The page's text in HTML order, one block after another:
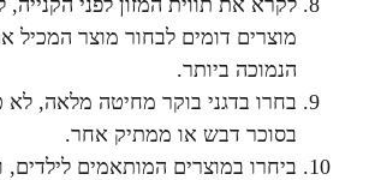
מוצרים דומים לבחור מוצר המכיל
הנמוכה ביותר.
בחרו בדגני בוקר מחיטה מלאה, לא
בסוכר דבש או ממתיק אחר.
ביחרו במוצרים המותאמים לילדים,